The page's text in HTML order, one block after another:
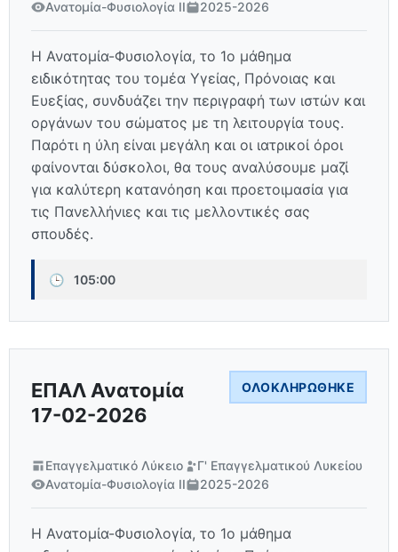
Ανατομία-Φυσιολογία ΙΙ 2025-2026
Η Ανατομία-Φυσιολογία, το 1ο μάθημα
ειδικότητας του τομέα Υγείας, Πρόνοιας και
Ευεξίας, συνδυάζει την περιγραφή των ιστών και
οργάνων του σώματος με τη λειτουργία τους.
Παρότι η ύλη είναι μεγάλη και οι ιατρικοί όροι
φαίνονται δύσκολοι, θα τους αναλύσουμε μαζί
για καλύτερη κατανόηση και προετοιμασία για
τις Πανελλήνιες και τις μελλοντικές σας
σπουδές.
🕒 105:00
ΕΠΑΛ Ανατομία
17-02-2026
ΟΛΟΚΛΗΡΏΘΗΚΕ
Επαγγελματικό Λύκειο
Γ' Επαγγελματικού Λυκείου
Ανατομία-Φυσιολογία ΙΙ
2025-2026
Η Ανατομία-Φυσιολογία, το 1ο μάθημα